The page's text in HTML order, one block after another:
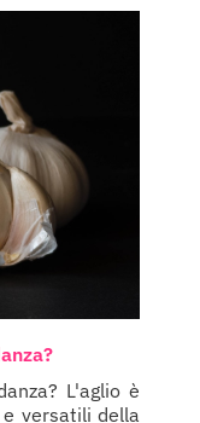
L'aglio è
versatili della